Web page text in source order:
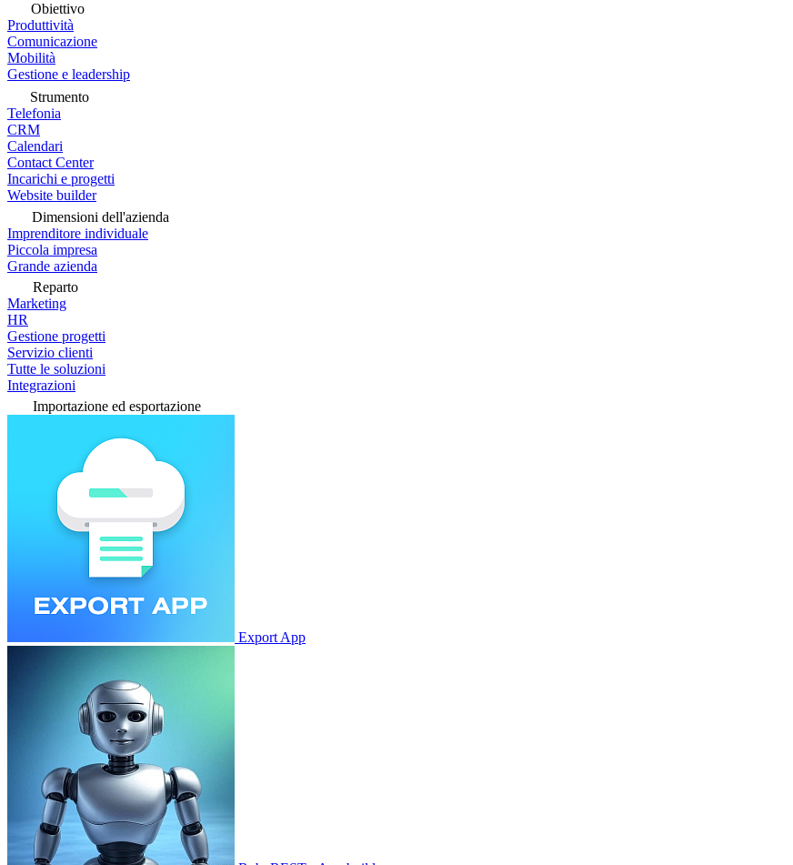
Obiettivo
Produttività
Comunicazione
Mobilità
Gestione e leadership
Strumento
Telefonia
CRM
Calendari
Contact Center
Incarichi e progetti
Website builder
Dimensioni dell'azienda
Imprenditore individuale
Piccola impresa
Grande azienda
Reparto
Marketing
HR
Gestione progetti
Servizio clienti
Tutte le soluzioni
Integrazioni
Importazione ed esportazione
Export App